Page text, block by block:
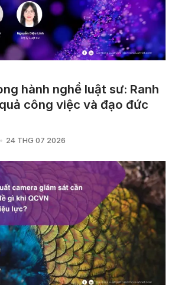
hành nghề luật sư: Ranh
công việc và đạo đức
24 THG 07 2026